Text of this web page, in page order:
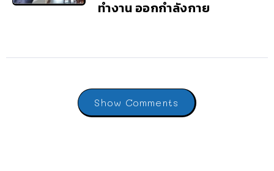
ทำงาน ออกกำลังกาย
Show Comments